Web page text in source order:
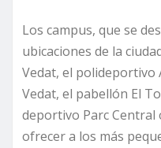
Los campus, que se
ubicaciones de la
Vedat, el polideportivo
Vedat, el pabellón El
deportivo Parc Central
ofrecer a los más